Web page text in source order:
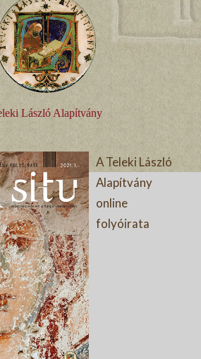
László Alapítvány
A Teleki László
Alapítvány
online
folyóirata